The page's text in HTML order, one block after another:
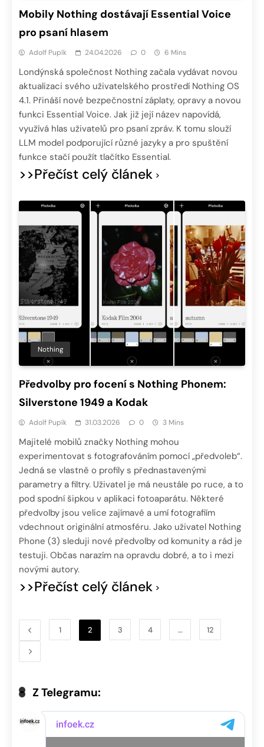
Mobily Nothing dostávají Essential Voice
pro psaní hlasem
Adolf Pupík 24.04.2026 0 6 Mins
Londýnská společnost Nothing začala vydávat novou
aktualizaci svého uživatelského prostředí Nothing OS
4.1. Přináší nové bezpečnostní záplaty, opravy a novou
funkci Essential Voice. Jak již její název napovídá,
využívá hlas uživatelů pro psaní zpráv. K tomu slouží
LLM model podporující různé jazyky a pro spuštění
funkce stačí použít tlačítko Essential.
>>Přečíst celý článek
Nothing
Předvolby pro focení s Nothing Phonem:
Silverstone 1949 a Kodak
Adolf Pupík 31.03.2026 0 3 Mins
Majitelé mobilů značky Nothing mohou
experimentovat s fotografováním pomocí „předvoleb“.
Jedná se vlastně o profily s přednastavenými
parametry a filtry. Uživatel je má neustále po ruce, a to
pod spodní šipkou v aplikaci fotoaparátu. Některé
předvolby jsou velice zajímavé a umí fotografiím
vdechnout originální atmosféru. Jako uživatel Nothing
Phone (3) sleduji nové předvolby od komunity a rád je
testuji. Občas narazím na opravdu dobré, a to i mezi
novými autory.
>>Přečíst celý článek
1 2 3 4 … 12
Z Telegramu: